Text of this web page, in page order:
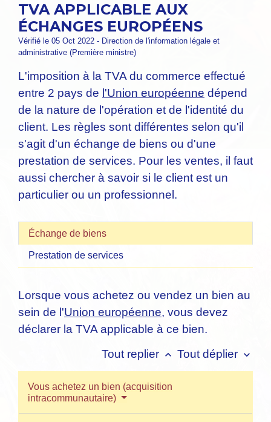
TVA APPLICABLE AUX
ÉCHANGES EUROPÉENS
Vérifié le 05 Oct 2022 - Direction de l'information légale et
administrative (Première ministre)
L'imposition à la TVA du commerce effectué
entre 2 pays de l'Union européenne dépend
de la nature de l'opération et de l'identité du
client. Les règles sont différentes selon qu'il
s'agit d'un échange de biens ou d'une
prestation de services. Pour les ventes, il faut
aussi chercher à savoir si le client est un
particulier ou un professionnel.
Échange de biens
Prestation de services
Lorsque vous achetez ou vendez un bien au
sein de l'Union européenne, vous devez
déclarer la TVA applicable à ce bien.
Tout replier keyboard_arrow_up Tout déplier keyboard_arrow_down
Vous achetez un bien (acquisition
intracommunautaire)